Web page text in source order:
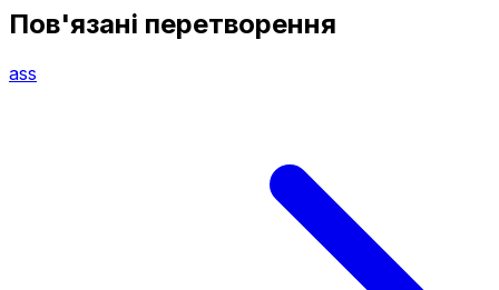
Пов'язані перетворення
ass